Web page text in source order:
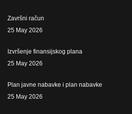
Završni račun
25 May 2026
Izvršenje finansijskog plana
25 May 2026
Plan javne nabavke i plan nabavke
25 May 2026